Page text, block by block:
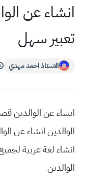
انشاء عن
تعبير سهل
الاستاذ احمد مهدي
انشاء عن الوالدين
الوالدين انشاء عن
انشاء لغة عربية
الوالدين